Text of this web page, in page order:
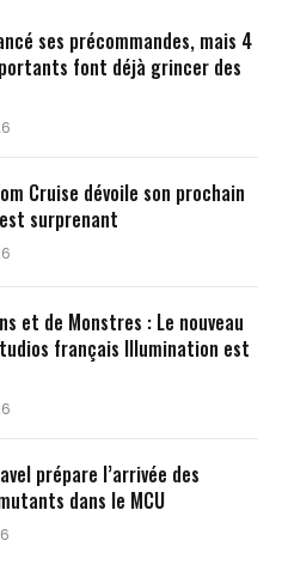
ses précommandes, mais 4
font déjà grincer des
Cruise dévoile son prochain
surprenant
et de Monstres : Le nouveau
français Illumination est
prépare l’arrivée des
dans le MCU